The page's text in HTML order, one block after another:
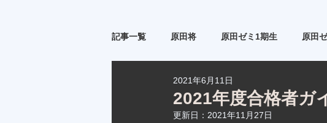
記事一覧 原田将 原田ゼミ1期生 原田
原田ゼミ6期生 原田ゼミ7期生
2021年度合格者ガ
2021年6月11日
更新日： 2021年11月27日